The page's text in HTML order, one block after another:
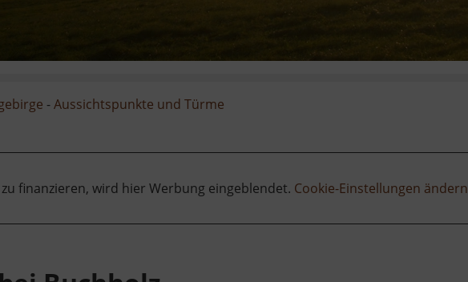
-Aussichtspunkte und Türme
finanzieren, wird hier Werbung eingeblendet. Cookie-Einstellungen ändern